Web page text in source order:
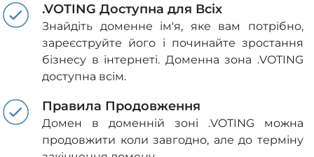
.VOTING Доступна для Всіх
Знайдіть доменне ім'я, яке вам потрібно,
зареєструйте його і починайте зростання
бізнесу в інтернеті. Доменна зона .VOTING
доступна всім.
Правила Продовження
Домен в доменній зоні .VOTING можна
продовжити коли завгодно, але до терміну